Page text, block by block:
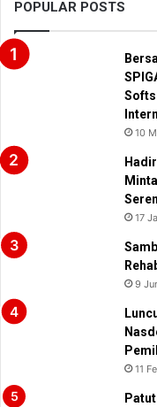
POPULAR POSTS
10
17
9
11